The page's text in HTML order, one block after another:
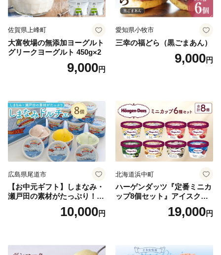
佐賀県上峰町
大富牧場の無添加ヨーグルト
グリークヨーグルト 450g×2
9,000円
愛知県小牧市
三幸の福どら（黒ごまあん）
9,000円
広島県尾道市
【お中元ギフト】しまなみ・
瀬戸田の素材がたっぷり！ジ
10,000円
北海道浜中町
ハーゲンダッツ『定番ミニカ
ップ8個セット』アイスクリ
ーム アイス スイーツ デザー
19,000円